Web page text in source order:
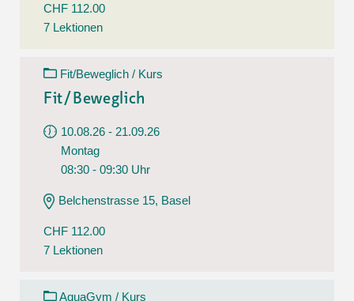
CHF 112.00
7 Lektionen
Fit/Beweglich / Kurs
Fit/Beweglich
10.08.26 - 21.09.26
Montag
08:30 - 09:30 Uhr
Belchenstrasse 15, Basel
CHF 112.00
7 Lektionen
AquaGym / Kurs